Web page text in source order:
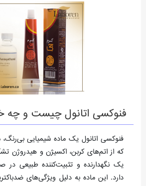
فنوکسی اتانول چیست و چه
فنوکسی اتانول یک ماده شیمیایی
که از اتم‌های کربن، اکسیژن و هیدروژن
یک نگهدارنده و تثبیت‌کننده طبیعی در
دارد. این ماده به دلیل ویژگی‌های